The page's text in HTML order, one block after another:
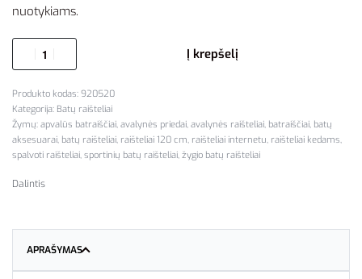
nuotykiams.
Į krepšelį
920520
Kategorija: Batų raišteliai
Žymų: apvalūs batraiščiai, avalynės priedai, avalynės raišteliai, batraiščiai, batų
aksesuarai, batų raišteliai, raišteliai 120 cm, raišteliai internetu, raišteliai kedams,
spalvoti raišteliai, sportinių batų raišteliai, žygio batų raišteliai
Dalintis
APRAŠYMAS